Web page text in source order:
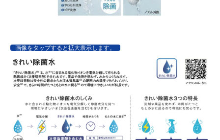
画像をタップすると拡大表示します。